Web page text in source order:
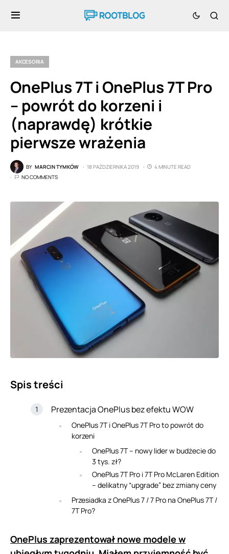
AKCESORIA
OnePlus 7T i OnePlus 7T Pro
– powrót do korzeni i
(naprawdę) krótkie
pierwsze wrażenia
BY MARCIN TYMKÓW 18 PAŹDZIERNIKA 2019
4 MINUTE READ
NO COMMENTS
Spis treści
Prezentacja OnePlus bez efektu WOW
OnePlus 7T i OnePlus 7T Pro to powrót do
korzeni
OnePlus 7T – nowy lider w budżecie do
3 tys. zł?
OnePlus 7T Pro i 7T Pro McLaren Edition
– delikatny “upgrade” bez zmiany ceny
Przesiadka z OnePlus 7 / 7 Pro na OnePlus 7T /
7T Pro?
OnePlus zaprezentował nowe modele w